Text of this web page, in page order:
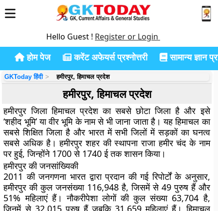
Hello Guest ! Register or Login
होम पेज करेंट अफेयर्स प्रश्नोत्तरी सामान्य ज्ञान
GKToday हिंदी हमीरपुर, हिमाचल प्रदेश
हमीरपुर, हिमाचल प्रदेश
हमीरपुर जिला हिमाचल प्रदेश का सबसे छोटा जिला है और इसे
‘शहीद भूमि’ या वीर भूमि के नाम से भी जाना जाता है। यह हिमाचल का
सबसे शिक्षित जिला है और भारत में सभी जिलों में सड़कों का घनत्व
सबसे अधिक है। हमीरपुर शहर की स्थापना राजा हमीर चंद के नाम
पर हुई, जिन्होंने 1700 से 1740 ई तक शासन किया।
हमीरपुर की जनसांख्यिकी
2011 की जनगणना भारत द्वारा प्रदान की गई रिपोर्टों के अनुसार,
हमीरपुर की कुल जनसंख्या 116,948 है, जिसमें से 49 पुरुष हैं और
51% महिलाएं हैं। नौकरीपेशा लोगों की कुल संख्या 63,704 है,
जिनमें से 32,015 पुरुष हैं जबकि 31,659 महिलाएं हैं। हिमाचल